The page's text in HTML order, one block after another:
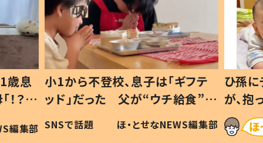
歳息
？」
編集部
小1から不登校、息子は「ギフテ
ッド」だった 父が“ウチ給食”を
作り続ける理由とは #令和の親
#令和の子
SNSで話題 ほ・とせなNEWS編集部
ひ孫
が、
「涙が
い」